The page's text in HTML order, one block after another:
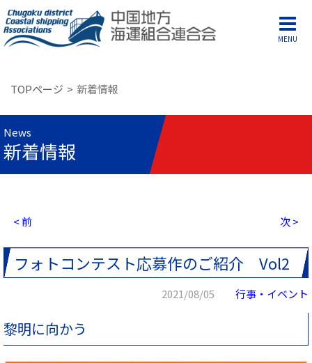
TOPページ 新着情報
News
新着情報
< 前 次 >
フォトコンテスト応募作のご紹介 Vol2
2021/08/05 行事・イベント
黎明に向かう
MENU